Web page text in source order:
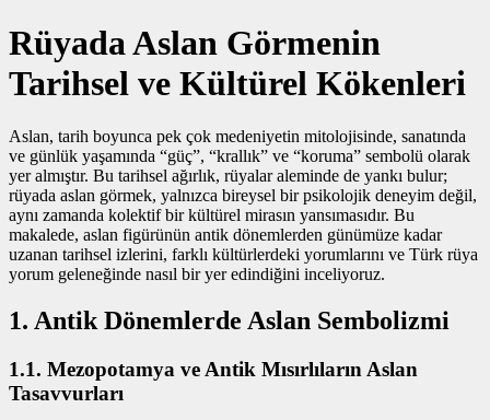
Rüyada Aslan Görmenin
Tarihsel ve Kültürel Kökenleri
Aslan, tarih boyunca pek çok medeniyetin mitolojisinde, sanatında
ve günlük yaşamında “güç”, “krallık” ve “koruma” sembolü olarak
yer almıştır. Bu tarihsel ağırlık, rüyalar aleminde de yankı bulur;
rüyada aslan görmek, yalnızca bireysel bir psikolojik deneyim değil,
aynı zamanda kolektif bir kültürel mirasın yansımasıdır. Bu
makalede, aslan figürünün antik dönemlerden günümüze kadar
uzanan tarihsel izlerini, farklı kültürlerdeki yorumlarını ve Türk rüya
yorum geleneğinde nasıl bir yer edindiğini inceliyoruz.
1. Antik Dönemlerde Aslan Sembolizmi
1.1. Mezopotamya ve Antik Mısırlıların Aslan
Tasavvurları